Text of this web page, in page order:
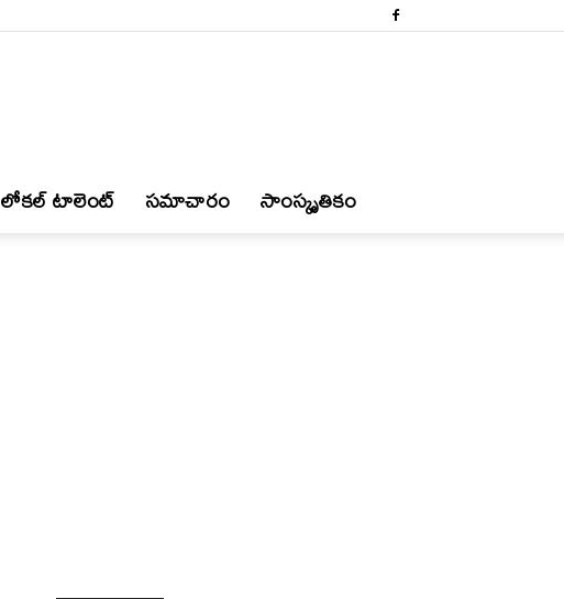
లోకల్ టాలెంట్ స‌మాచారం సాంస్కృతికం